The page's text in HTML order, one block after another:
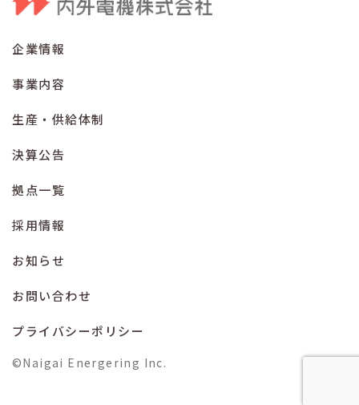
企業情報
事業内容
生産・供給体制
決算公告
拠点一覧
採用情報
お知らせ
お問い合わせ
プライバシーポリシー
©Naigai Energering Inc.